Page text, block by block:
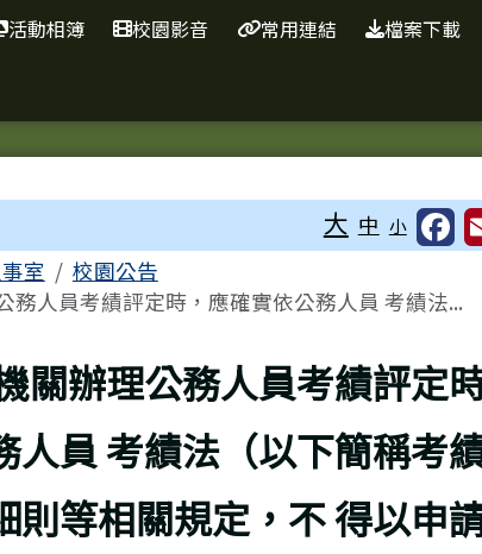
活動相簿 校園影音 常用連結 檔案下載
大 中 小
室
校園公告
務人員考績評定時，應確實依公務人員 考績法...
關辦理公務人員考績評定
人員 考績法（以下簡稱考績
則等相關規定，不 得以申